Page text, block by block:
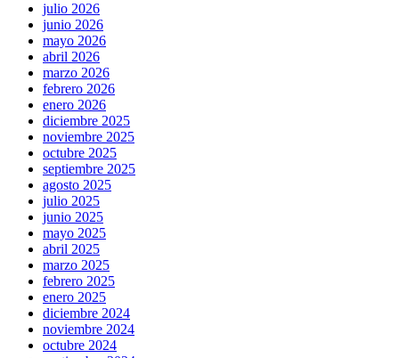
julio 2026
junio 2026
mayo 2026
abril 2026
marzo 2026
febrero 2026
enero 2026
diciembre 2025
noviembre 2025
octubre 2025
septiembre 2025
agosto 2025
julio 2025
junio 2025
mayo 2025
abril 2025
marzo 2025
febrero 2025
enero 2025
diciembre 2024
noviembre 2024
octubre 2024